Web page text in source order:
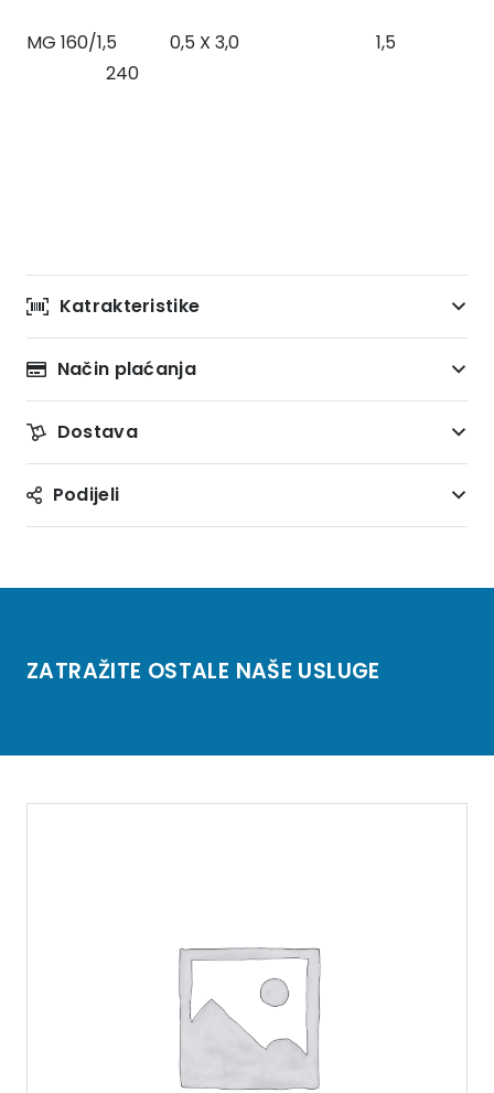
MG 160/1,5 0,5 X 3,0 1,5
240
Katrakteristike
Način plaćanja
Dostava
Podijeli
ZATRAŽITE OSTALE NAŠE USLUGE